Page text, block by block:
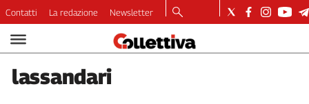
Video
Podcast
Dirette
Contatti La redazione Newsletter
lassandari